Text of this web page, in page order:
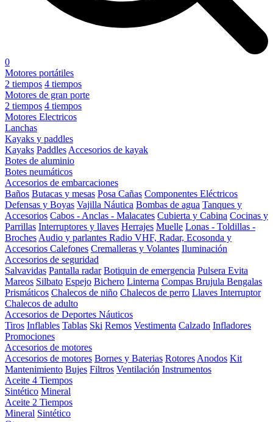
0
Motores portátiles
2 tiempos 4 tiempos
Motores de gran porte
2 tiempos 4 tiempos
Motores Electricos
Lanchas
Kayaks y paddles
Kayaks Paddles Accesorios de kayak
Botes de aluminio
Botes neumáticos
Accesorios de embarcaciones
Baños Butacas y mesas Posa Cañas Componentes Eléctricos
Defensas y Boyas Vajilla Náutica Bombas de agua Tanques y
Accesorios Cabos - Anclas - Malacates Cubierta y Cabina Cocinas y
Parrillas Interruptores y llaves Herrajes Muelle Lonas - Toldillas -
Broches Audio y parlantes Radio VHF, Radar, Ecosonda y
Accesorios Calefones Cremalleras y Volantes Iluminación
Accesorios de seguridad
Salvavidas Pantalla radar Botiquin de emergencia Pulsera Evita
Mareos Silbato Espejo Bichero Linterna Compas Brujula Bengalas
Prismáticos Chalecos de niño Chalecos de perro Llaves Interruptor
Chalecos de adulto
Accesorios de Deportes Náuticos
Tiros Inflables Tablas Ski Remos Vestimenta Calzado Infladores
Promociones
Accesorios de motores
Accesorios de motores Bornes y Baterias Rotores Anodos Kit
Mantenimiento Bujes Filtros Ventilación Instrumentos
Aceite 4 Tiempos
Sintético Mineral
Aceite 2 Tiempos
Mineral Sintético